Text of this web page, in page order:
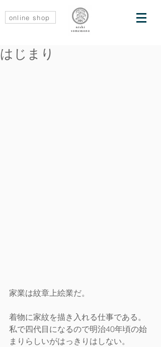
online shop
はじまり
家業は紋章上絵業だ。
着物に家紋を描き入れる仕事である。
私で四代目になるので明治40年頃の始
まりらしいがはっきりはしない。